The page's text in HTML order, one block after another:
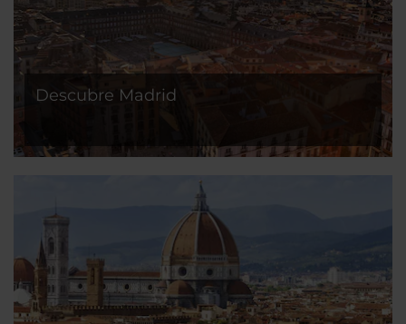
Descubre Madrid